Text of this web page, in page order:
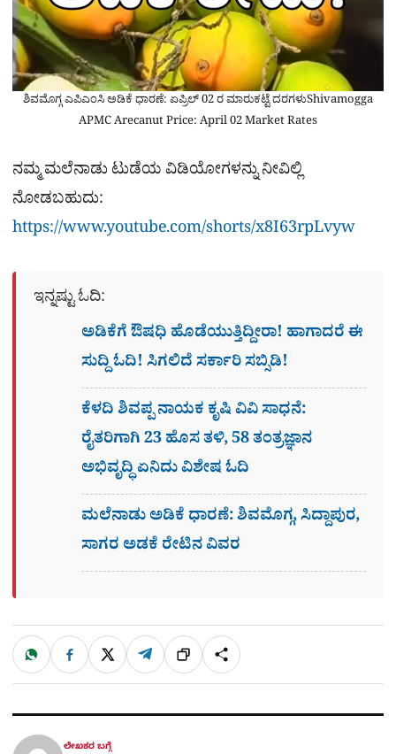
ಶಿವಮೊಗ್ಗ ಎಪಿಎಂಸಿ ಅಡಿಕೆ ಧಾರಣೆ: ಏಪ್ರಿಲ್ 02 ರ ಮಾರುಕಟ್ಟೆ ದರಗಳುShivamogga
APMC Arecanut Price: April 02 Market Rates
ನಮ್ಮ ಮಲೆನಾಡು ಟುಡೆಯ ವಿಡಿಯೋಗಳನ್ನು ನೀವಿಲ್ಲಿ
ನೋಡಬಹುದು:
https://www.youtube.com/shorts/x8I63rpLvyw
ಇನ್ನಷ್ಟು ಓದಿ:
ಅಡಿಕೆಗೆ ಔಷಧಿ ಹೊಡೆಯುತ್ತಿದ್ದೀರಾ! ಹಾಗಾದರೆ ಈ
ಸುದ್ದಿ ಓದಿ! ಸಿಗಲಿದೆ ಸರ್ಕಾರಿ ಸಬ್ಸಿಡಿ!
ಕೆಳದಿ ಶಿವಪ್ಪ ನಾಯಕ ಕೃಷಿ ವಿವಿ ಸಾಧನೆ:
ರೈತರಿಗಾಗಿ 23 ಹೊಸ ತಳಿ, 58 ತಂತ್ರಜ್ಞಾನ
ಅಭಿವೃದ್ಧಿ ಏನಿದು ವಿಶೇಷ ಓದಿ
ಮಲೆನಾಡು ಅಡಿಕೆ ಧಾರಣೆ: ಶಿವಮೊಗ್ಗ, ಸಿದ್ದಾಪುರ,
ಸಾಗರ ಅಡಕೆ ರೇಟಿನ ವಿವರ
ಹಂಚಿಕೊಳ್ಳಿ
W
a
t
p
p
F
c
e
o
k
X T
l
e
a
m
ಲಿಂ
ಕ್
S
h
a
ಲೇಖಕರ ಬಗ್ಗೆ